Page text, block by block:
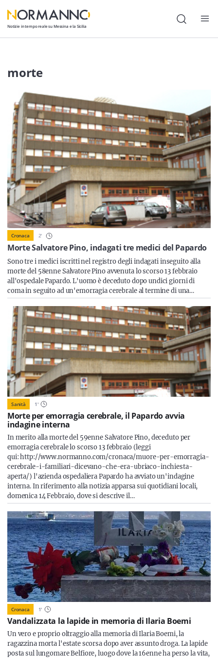
Notizie in tempo reale su Messina e la Sicilia
Politica
Cultura
Lavoro
Società
Economia
Sport
Sicilia
Servizi
Resta sempre aggiornato con le ultime news, iscriviti alla
nostra newsletter
morte
Morte Salvatore Pino, indagati tre medici del Papardo
Cronaca 2'
Sono tre i medici iscritti nel registro degli indagati inseguito alla
morte del 58enne Salvatore Pino avvenuta lo scorso 13 febbraio
all'ospedale Papardo. L'uomo è deceduto dopo undici giorni di
coma in seguito ad un'emorragia cerebrale al termine di una…
Sanità 1'
Morte per emorragia cerebrale, il Papardo avvia
indagine interna
In merito alla morte del 59enne Salvatore Pino, deceduto per
emorragia cerebrale lo scorso 13 febbraio (leggi
qui: http://www.normanno.com/cronaca/muore-per-emorragia-
cerebrale-i-familiari-dicevano-che-era-ubriaco-inchiesta-
aperta/) l'azienda ospedaliera Papardo ha avviato un'indagine
interna. In riferimento alla notizia apparsa sui quotidiani locali,
domenica 14 Febbraio, dove si descrive il…
Cronaca 1'
Vandalizzata la lapide in memoria di Ilaria Boemi
Un vero e proprio oltraggio alla memoria di Ilaria Boemi, la
ragazzina morta l'estate scorsa dopo aver assunto droga. La lapide
posta sul lungomare Belfiore, luogo dove la 16enne ha perso la vita,